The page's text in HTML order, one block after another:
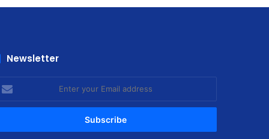
Newsletter